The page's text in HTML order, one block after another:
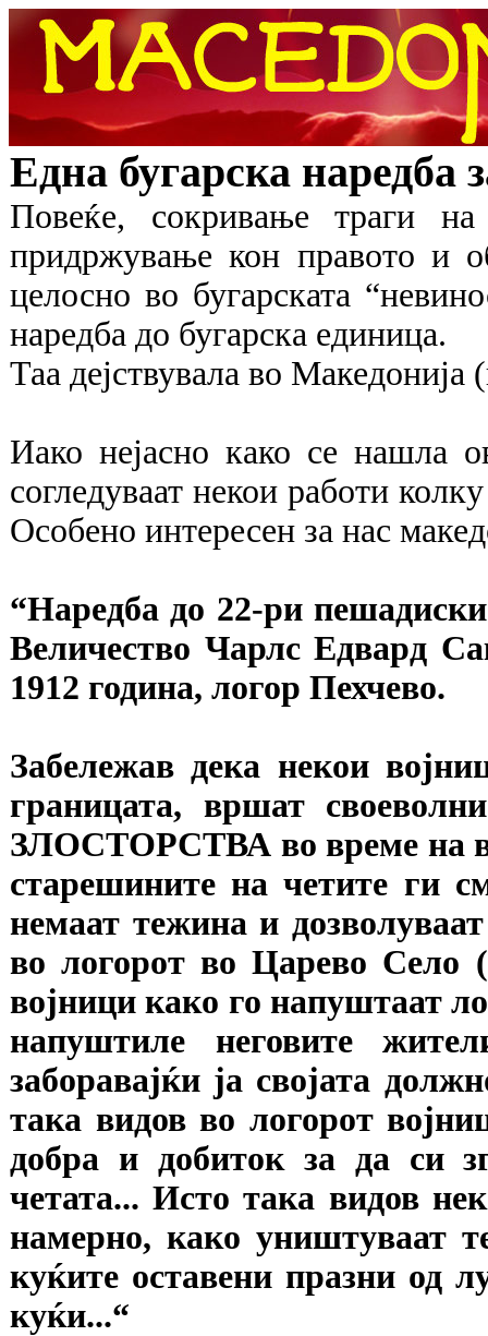
Една бугарска наредба
Повеќе, сокривање траги
придржување кон правото и
целосно во бугарската
наредба до бугарска единица.
Таа дејствувала во
Иако нејасно како се нашла
согледуваат некои работи
Особено интересен за нас
“Наредба до 22-ри
Величество Чарлс Едвард
1912 година, логор Пехчево.
Забележав дека некои
границата, вршат
ЗЛОСТОРСТВА во време на
старешините на четите ги
немаат тежина и
во логорот во Царево Село
војници како го напуштаат
напуштиле неговите
заборавајќи ја својата
така видов во логорот
добра и добиток за да си
четата... Исто така видов
намерно, како уништуваат
куќите оставени празни од
куќи...“